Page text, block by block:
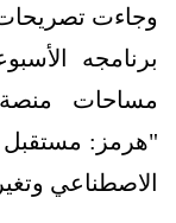
وجاءت
برنامجه
مساحات
"هرمز: مستقبل
الاصطناعي